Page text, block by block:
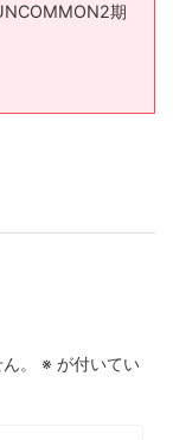
期
。 ※ が付いてい